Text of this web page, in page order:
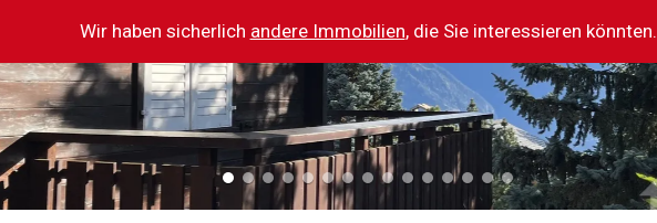
Wir haben sicherlich andere Immobilien, die Sie interessieren könnten.